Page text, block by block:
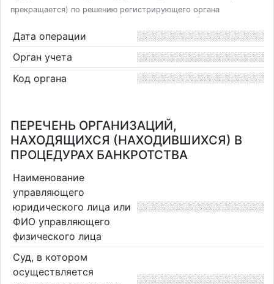
прекращается) по решению регистрирующего органа
Дата операции
Орган учета
Код органа
ПЕРЕЧЕНЬ ОРГАНИЗАЦИЙ,
НАХОДЯЩИХСЯ (НАХОДИВШИХСЯ) В
ПРОЦЕДУРАХ БАНКРОТСТВА
Наименование
управляющего
юридического лица или
ФИО управляющего
физического лица
Суд, в котором
осуществляется